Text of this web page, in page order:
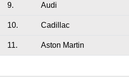
9. Audi
10. Cadillac
11. Aston Martin